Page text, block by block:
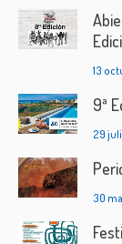
13
9ª
29
30